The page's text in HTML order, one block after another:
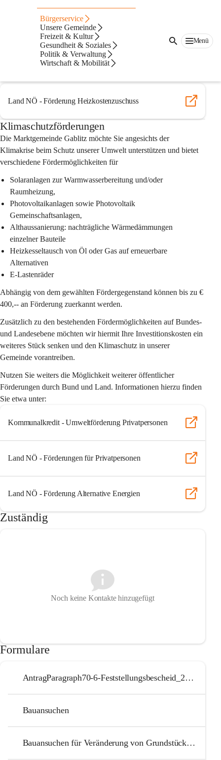
Bürgerservice
Unsere Gemeinde
Freizeit & Kultur
Gesundheit & Soziales
Politik & Verwaltung
Wirtschaft & Mobilität
Menü
Förderungen
Heizkostenzuschuss
Der NÖ Heizkostenzuschuss wird einmalig pro Heizsaison allen
Land NÖ - Förderung Heizkostenzuschuss
Klimaschutzförderungen
Die Marktgemeinde Gablitz möchte Sie angesichts der
Klimakrise beim Schutz unserer Umwelt unterstützen und bietet
verschiedene Fördermöglichkeiten für
Solaranlagen zur Warmwasserbereitung und/oder
Raumheizung,
Photovoltaikanlagen sowie Photovoltaik
Gemeinschaftsanlagen,
Althaussanierung: nachträgliche Wärmedämmungen
einzelner Bauteile
Heizkesseltausch von Öl oder Gas auf erneuerbare
Alternativen
E-Lastenräder
Abhängig von dem gewählten Fördergegenstand können bis zu €
400,-- an Förderung zuerkannt werden.
Zusätzlich zu den bestehenden Fördermöglichkeiten auf Bundes-
und Landesebene möchten wir hiermit Ihre Investitionskosten ein
weiteres Stück senken und den Klimaschutz in unserer
Gemeinde vorantreiben.
Nutzen Sie weiters die Möglichkeit weiterer öffentlicher
Förderungen durch Bund und Land. Informationen hierzu finden
Sie etwa unter:
Kommunalkredit - Umweltförderung Privatpersonen
Land NÖ - Förderungen für Privatpersonen
Land NÖ - Förderung Alternative Energien
Zuständig
Noch keine Kontakte hinzugefügt
Formulare
AntragParagraph70-6-Feststellungsbescheid_2025
Bauansuchen
Bauansuchen für Veränderung von Grundstücksgrenzen